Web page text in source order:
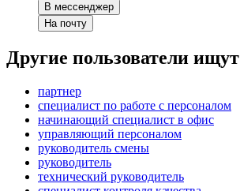
В мессенджер
На почту
Другие пользователи ищут
партнер
специалист по работе с персоналом
начинающий специалист в офис
управляющий персоналом
руководитель смены
руководитель
технический руководитель